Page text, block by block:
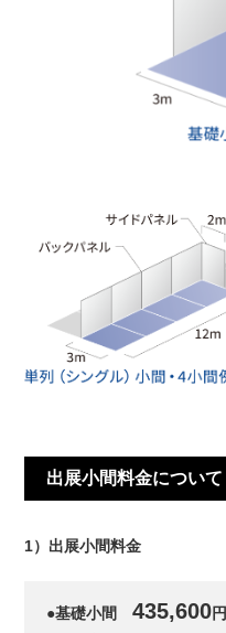
出展小間料金について
1）出展小間料金
●基礎小間435,600